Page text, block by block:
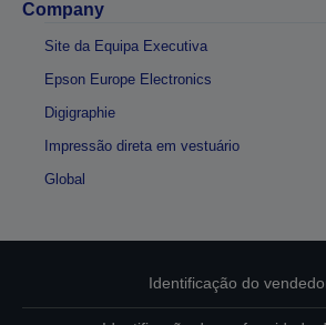
Company
Site da Equipa Executiva
Epson Europe Electronics
Digigraphie
Impressão direta em vestuário
Global
Identificação do